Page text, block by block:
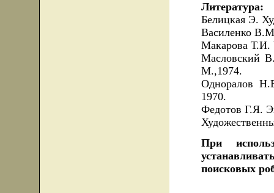
Литература:
Белицкая Э.
Василенко
Макарова Т.И.
Масловский
М.,1974.
Одноралов
1970.
Федотов Г.Я.
При
поисковых